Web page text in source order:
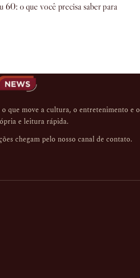
60: o que você precisa saber para
que move a cultura, o entretenimento e o
e leitura rápida.
chegam pelo nosso canal de contato.